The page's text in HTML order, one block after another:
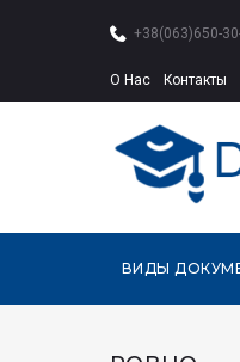
+38(063)650-
О Нас Контакты
ВИДЫ